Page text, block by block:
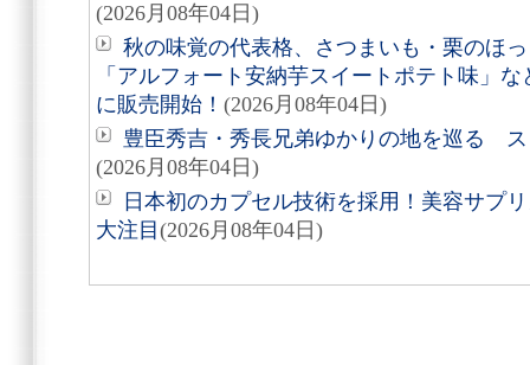
(2026月08年04日)
秋の味覚の代表格、さつまいも・栗のほ
「アルフォート安納芋スイートポテト味」
に販売開始！ (2026月08年04日)
豊臣秀吉・秀長兄弟ゆかりの地を巡る
(2026月08年04日)
日本初のカプセル技術を採用！美容サプ
大注目 (2026月08年04日)